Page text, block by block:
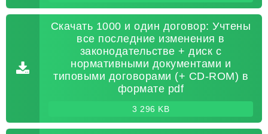
Скачать 1000 и один договор: Учтены
все последние изменения в
законодательстве + диск с
нормативными документами и
типовыми договорами (+ CD-ROM) в
формате pdf
3 296 KB